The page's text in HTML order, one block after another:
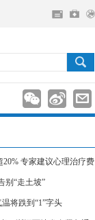
专家建议心理治疗费
别“走土坡”
将跌到“1”字头